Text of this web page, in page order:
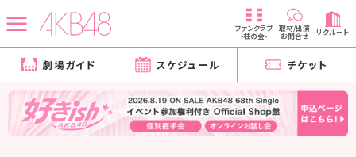
ファンクラブ
-柱の会-
取材/出演
お問合せ リクルート
劇場ガイド スケジュール チケット